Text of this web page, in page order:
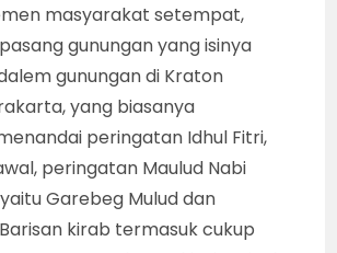
masyarakat setempat,
gunungan yang isinya
gunungan di Kraton
yang biasanya
peringatan Idhul Fitri,
peringatan Maulud Nabi
Garebeg Mulud dan
kirab termasuk cukup